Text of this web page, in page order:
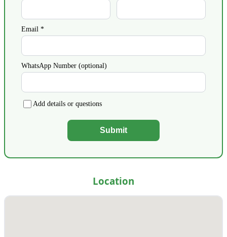
Email *
WhatsApp Number (optional)
Add details or questions
Submit
Location